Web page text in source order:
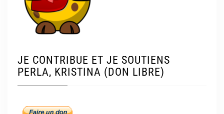
JE CONTRIBUE ET JE SOUTIENS
PERLA, KRISTINA (DON LIBRE)